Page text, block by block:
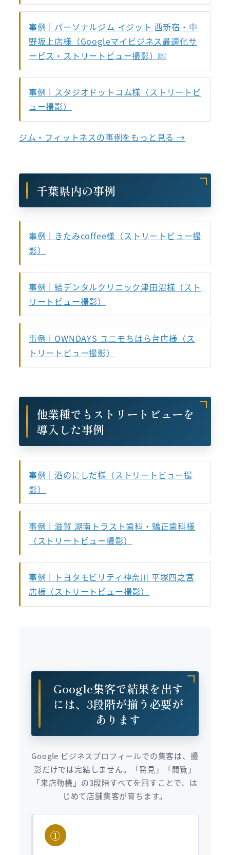
事例｜パーソナルジム イジット 西新宿・中
野坂上店様（Googleマイビジネス最適化サ
ービス・ストリートビュー撮影）￼
事例｜スタジオドットコム様（ストリートビ
ュー撮影）
ジム・フィットネスの事例をもっと見る →
千葉県内の事例
事例｜きたみcoffee様（ストリートビュー撮
影）
事例｜結デンタルクリニック津田沼様（スト
リートビュー撮影）
事例｜OWNDAYS ユニモちはら台店様（ス
トリートビュー撮影）
他業種でもストリートビューを
導入した事例
事例｜酒のにしだ様（ストリートビュー撮
影）
事例｜滋賀 湖南トラスト歯科・矯正歯科様
（ストリートビュー撮影）
事例｜トヨタモビリティ神奈川 平塚四之宮
店様（ストリートビュー撮影）
Google集客で結果を出す
には、3段階が揃う必要が
あります
Google ビジネスプロフィールでの集客は、撮
影だけでは完結しません。「発見」「閲覧」
「来店動機」の3段階すべてを回すことで、は
じめて店舗集客が育ちます。
①